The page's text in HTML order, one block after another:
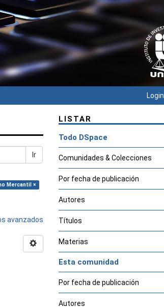
Login
Ir
Mercantil ×
avanzados
LISTAR
Todo DSpace
Comunidades & Colecciones
Por fecha de publicación
Autores
Títulos
Materias
Esta comunidad
Por fecha de publicación
Autores